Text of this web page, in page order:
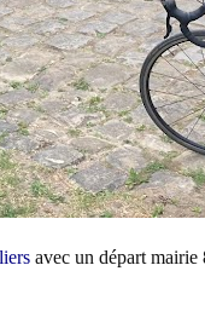
avec un départ